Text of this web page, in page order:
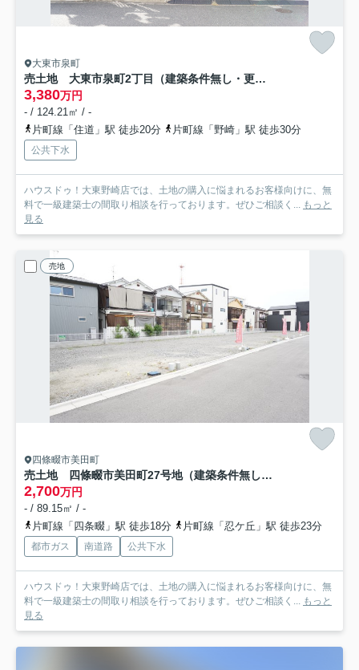
大東市泉町
売土地 大東市泉町2丁目（建築条件無し・更地渡し）
3,380万円
- / 124.21㎡ / -
片町線「住道」駅 徒歩20分
片町線「野崎」駅 徒歩30分
公共下水
ハウスドゥ！大東野崎店では、土地の購入に悩まれるお客様向けに、無
料で一級建築士の間取り相談を行っております。ぜひご相談く... もっと
見る
売地
四條畷市美田町
売土地 四條畷市美田町27号地（建築条件無し更地）
2,700万円
- / 89.15㎡ / -
片町線「四条畷」駅 徒歩18分
片町線「忍ケ丘」駅 徒歩23分
都市ガス 南道路 公共下水
ハウスドゥ！大東野崎店では、土地の購入に悩まれるお客様向けに、無
料で一級建築士の間取り相談を行っております。ぜひご相談く... もっと
見る